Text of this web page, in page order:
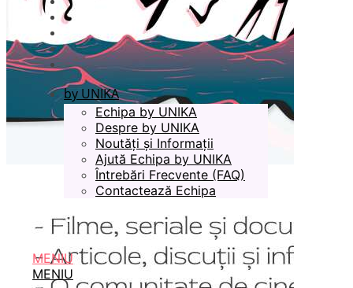
by UNIKA
Echipa by UNIKA
Despre by UNIKA
Noutăți și Informații
Ajută Echipa by UNIKA
Întrebări Frecvente (FAQ)
Contactează Echipa
MENIU
MENIU